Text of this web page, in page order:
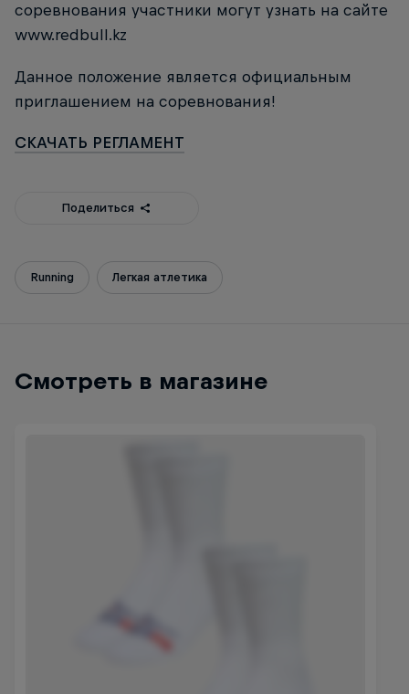
соревнования участники могут узнать на сайте
www.redbull.kz
Данное положение является официальным
приглашением на соревнования!
СКАЧАТЬ РЕГЛАМЕНТ
Поделиться
Running Легкая атлетика
Смотреть в магазине